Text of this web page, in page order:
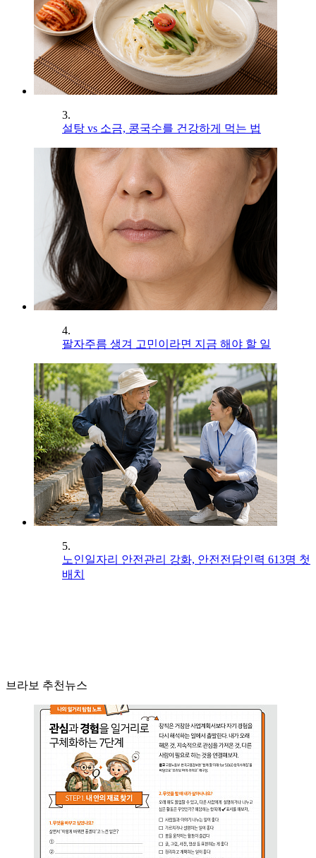
3.
설탕 vs 소금, 콩국수를 건강하게 먹는 법
4.
팔자주름 생겨 고민이라면 지금 해야 할 일
5.
노인일자리 안전관리 강화, 안전전담인력 613명 첫
배치
브라보 추천뉴스